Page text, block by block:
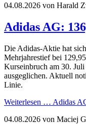
04.08.2026 von Harald
Adidas AG:
Die Adidas-Aktie hat
Mehrjahrestief bei
Kurseinbruch am 30.
ausgeglichen. Aktuell
Linie.
Weiterlesen … Adidas
04.08.2026 von Maciej